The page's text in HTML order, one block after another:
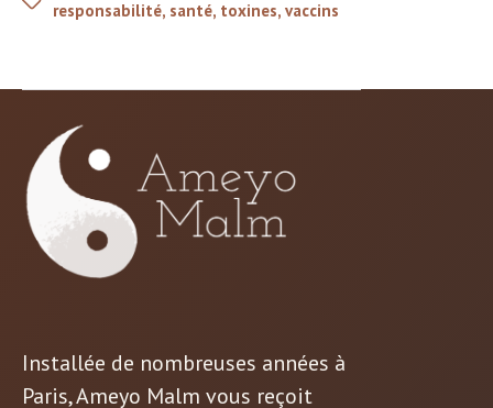
responsabilité, santé, toxines, vaccins
Installée de nombreuses années à
Paris, Ameyo Malm vous reçoit